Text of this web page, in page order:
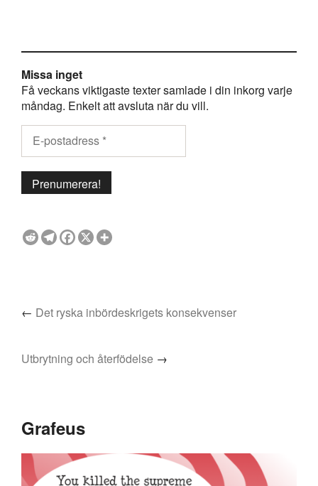
Missa inget
Få veckans viktigaste texter samlade i din inkorg varje
måndag. Enkelt att avsluta när du vill.
← Det ryska inbördeskrigets konsekvenser
Utbrytning och återfödelse →
Grafeus